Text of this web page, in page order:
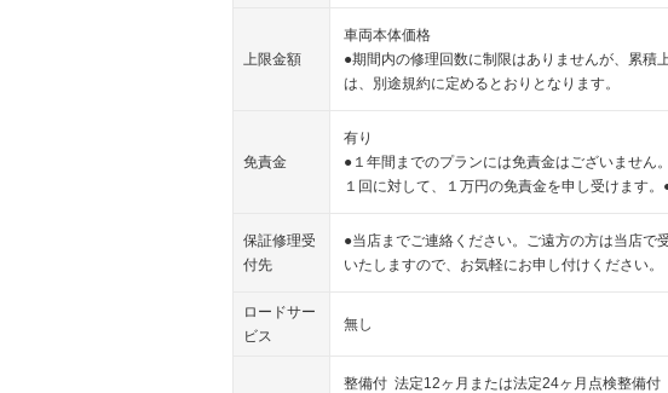
上限金額
車両本体価格
●期間内の修理回数に制限はありませんが、累積
は、別途規約に定めるとおりとなります。
免責金
有り
●１年間までのプランには免責金はございません
１回に対して、１万円の免責金を申し受けます
保証修理受
付先
●当店までご連絡ください。ご遠方の方は当店で
いたしますので、お気軽にお申し付けください。
ロードサー
ビス
無し
整備付 法定12ヶ月または法定24ヶ月点検整備付